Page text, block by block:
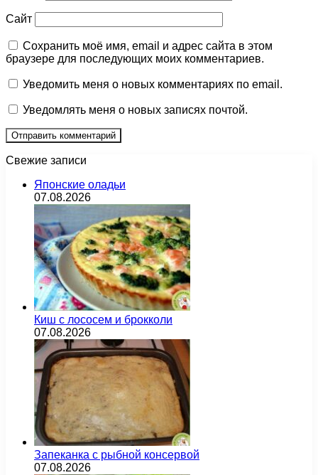
Сайт
Сохранить моё имя, email и адрес сайта в этом
браузере для последующих моих комментариев.
Уведомить меня о новых комментариях по email.
Уведомлять меня о новых записях почтой.
Свежие записи
Японские оладьи
07.08.2026
Киш с лососем и брокколи
07.08.2026
Запеканка с рыбной консервой
07.08.2026